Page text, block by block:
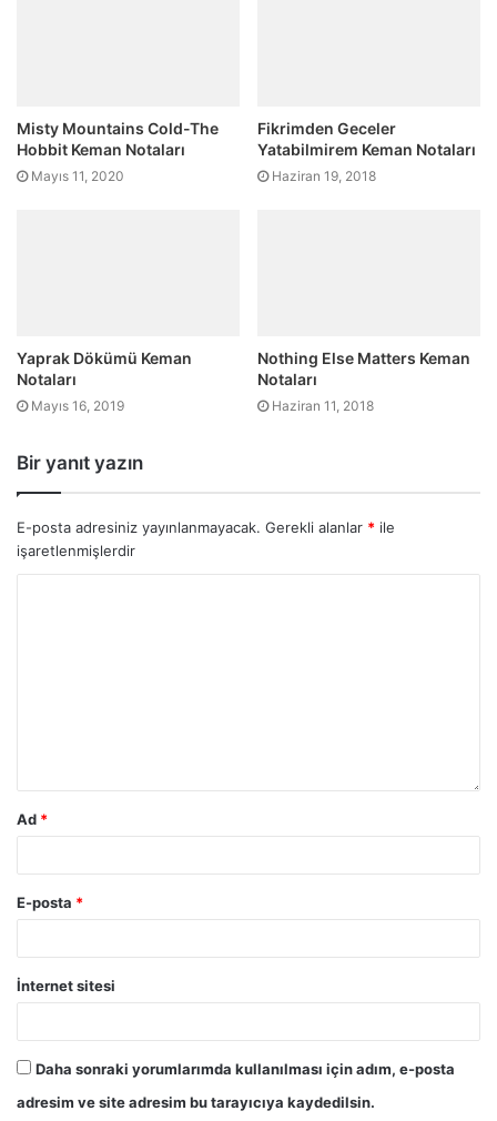
Misty Mountains Cold-The
Hobbit Keman Notaları
Mayıs 11, 2020
Fikrimden Geceler
Yatabilmirem Keman Notaları
Haziran 19, 2018
Yaprak Dökümü Keman
Notaları
Mayıs 16, 2019
Nothing Else Matters Keman
Notaları
Haziran 11, 2018
Bir yanıt yazın
E-posta adresiniz yayınlanmayacak. Gerekli alanlar * ile
işaretlenmişlerdir
Ad *
E-posta *
İnternet sitesi
Daha sonraki yorumlarımda kullanılması için adım, e-posta
adresim ve site adresim bu tarayıcıya kaydedilsin.